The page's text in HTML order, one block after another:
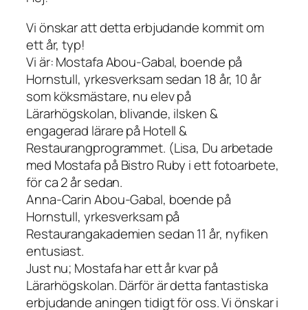
Vi önskar att detta erbjudande kommit om
ett år, typ!
Vi är: Mostafa Abou-Gabal, boende på
Hornstull, yrkesverksam sedan 18 år, 10 år
som köksmästare, nu elev på
Lärarhögskolan, blivande, ilsken &
engagerad lärare på Hotell &
Restaurangprogrammet. (Lisa, Du arbetade
med Mostafa på Bistro Ruby i ett fotoarbete,
för ca 2 år sedan.
Anna-Carin Abou-Gabal, boende på
Hornstull, yrkesverksam på
Restaurangakademien sedan 11 år, nyfiken
entusiast.
Just nu; Mostafa har ett år kvar på
Lärarhögskolan. Därför är detta fantastiska
erbjudande aningen tidigt för oss. Vi önskar i